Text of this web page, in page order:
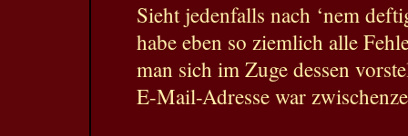
Sieht jedenfalls nach ‘nem
habe eben so ziemlich alle
man sich im Zuge dessen
E-Mail-Adresse war